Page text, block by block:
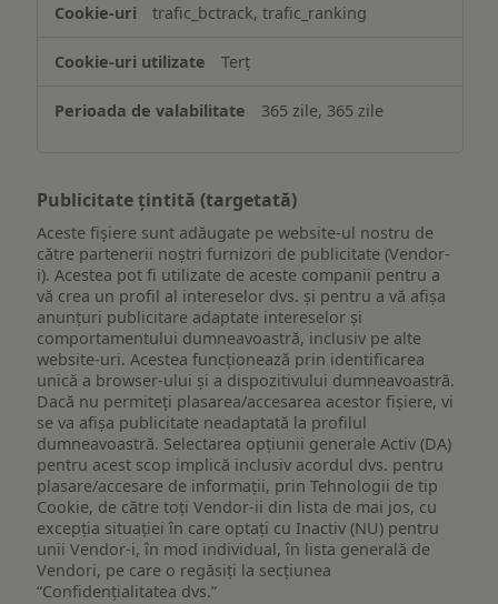
trafic_bctrack, trafic_ranking
Terț
365 zile, 365 zile
Publicitate țintită (targetată)
Aceste fișiere sunt adăugate pe website-ul nostru de
către partenerii noștri furnizori de publicitate (Vendor-
i). Acestea pot fi utilizate de aceste companii pentru a
vă crea un profil al intereselor dvs. și pentru a vă afișa
anunțuri publicitare adaptate intereselor și
comportamentului dumneavoastră, inclusiv pe alte
website-uri. Acestea funcționează prin identificarea
unică a browser-ului și a dispozitivului dumneavoastră.
Dacă nu permiteți plasarea/accesarea acestor fișiere, vi
se va afișa publicitate neadaptată la profilul
dumneavoastră. Selectarea opțiunii generale Activ (DA)
pentru acest scop implică inclusiv acordul dvs. pentru
plasare/accesare de informații, prin Tehnologii de tip
Cookie, de către toți Vendor-ii din lista de mai jos, cu
excepția situației în care optați cu Inactiv (NU) pentru
unii Vendor-i, în mod individual, în lista generală de
Vendori, pe care o regăsiți la secțiunea
“Confidențialitatea dvs.”